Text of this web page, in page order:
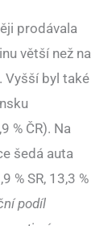
prodávala
větší než na
Vyšší byl také
% ČR). Na
šedá auta
% SR, 13,3 %
podíl